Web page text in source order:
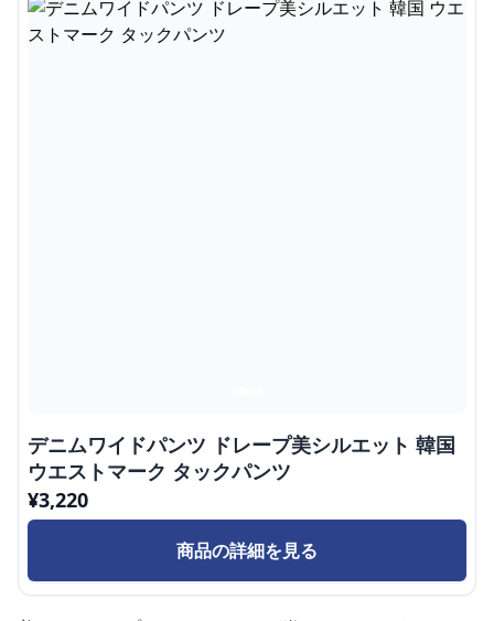
デニムワイドパンツ ドレープ美シルエット 韓国
ウエストマーク タックパンツ
¥3,220
商品の詳細を見る